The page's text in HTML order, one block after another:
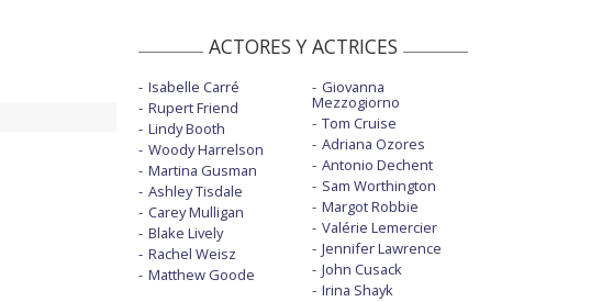
ACTORES Y ACTRICES
Isabelle Carré
Rupert Friend
Lindy Booth
Woody Harrelson
Martina Gusman
Ashley Tisdale
Carey Mulligan
Blake Lively
Rachel Weisz
Matthew Goode
Giovanna
Mezzogiorno
Tom Cruise
Adriana Ozores
Antonio Dechent
Sam Worthington
Margot Robbie
Valérie Lemercier
Jennifer Lawrence
John Cusack
Irina Shayk